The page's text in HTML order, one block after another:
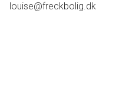
louise@freckbolig.dk